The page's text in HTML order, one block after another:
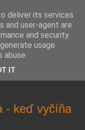
možné.
- keď vyčíňa
deliver its services
and user-agent are
and security
usage
abuse.
IT